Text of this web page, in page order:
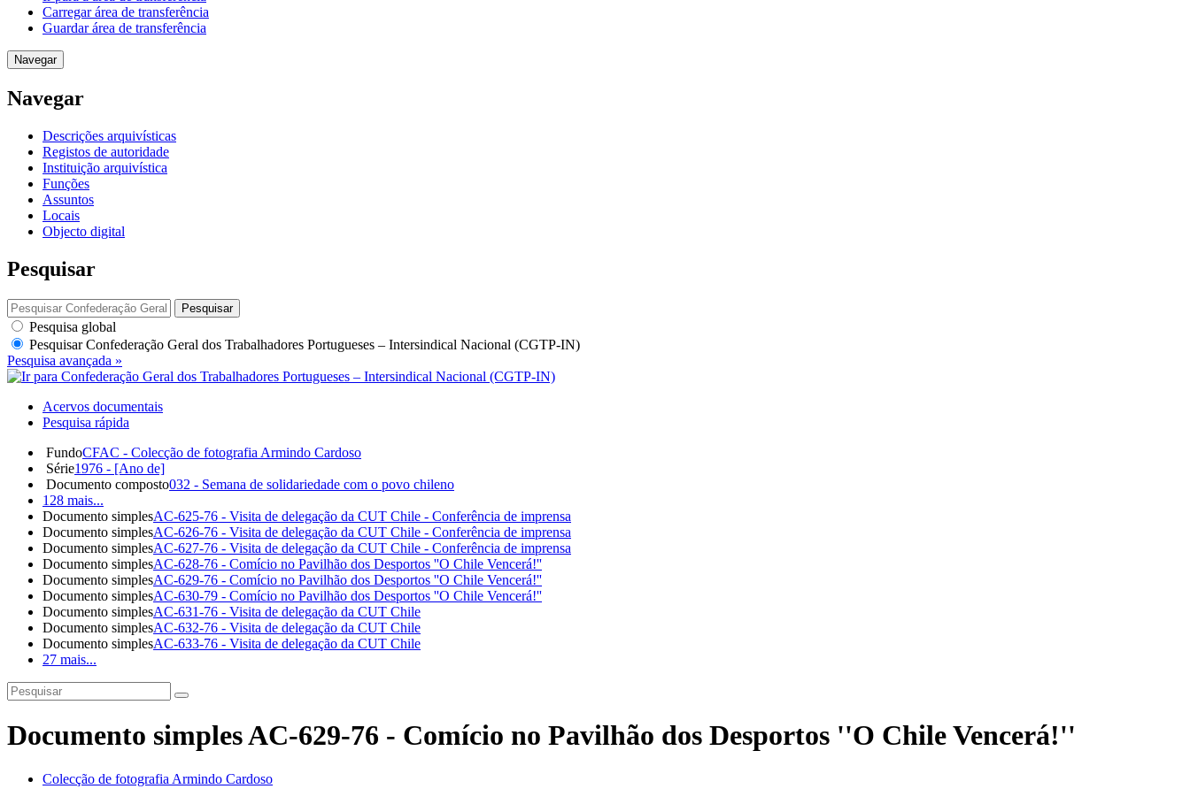
Carregar área de transferência
Guardar área de transferência
Navegar
Navegar
Descrições arquivísticas
Registos de autoridade
Instituição arquivística
Funções
Assuntos
Locais
Objecto digital
Pesquisar
Pesquisar
Pesquisa global
PesquisarConfederação Geral dos Trabalhadores Portugueses – Intersindical Nacional (CGTP-IN)
Pesquisa avançada »
Acervos documentais
Pesquisa rápida
FundoCFAC - Colecção de fotografia Armindo Cardoso
Série1976 - [Ano de]
Documento composto032 - Semana de solidariedade com o povo chileno
128 mais...
Documento simplesAC-625-76 - Visita de delegação da CUT Chile - Conferência de imprensa
Documento simplesAC-626-76 - Visita de delegação da CUT Chile - Conferência de imprensa
Documento simplesAC-627-76 - Visita de delegação da CUT Chile - Conferência de imprensa
Documento simplesAC-628-76 - Comício no Pavilhão dos Desportos ''O Chile Vencerá!''
Documento simplesAC-629-76 - Comício no Pavilhão dos Desportos ''O Chile Vencerá!''
Documento simplesAC-630-79 - Comício no Pavilhão dos Desportos ''O Chile Vencerá!''
Documento simplesAC-631-76 - Visita de delegação da CUT Chile
Documento simplesAC-632-76 - Visita de delegação da CUT Chile
Documento simplesAC-633-76 - Visita de delegação da CUT Chile
27 mais...
Documento simples AC-629-76 - Comício no Pavilhão dos Desportos ''O Chile Vencerá!''
Colecção de fotografia Armindo Cardoso